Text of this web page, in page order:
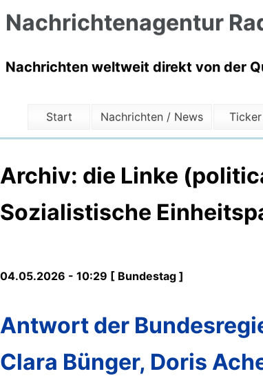
Nachrichtenagentur
Nachrichten weltweit direkt von der
Start Nachrichten / News Ticker
Archiv: die Linke
Sozialistische
04.05.2026 - 10:29 [ Bundestag ]
Antwort der
Clara Bünger, Doris